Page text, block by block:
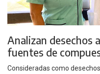
Analizan desechos
fuentes de
Consideradas como